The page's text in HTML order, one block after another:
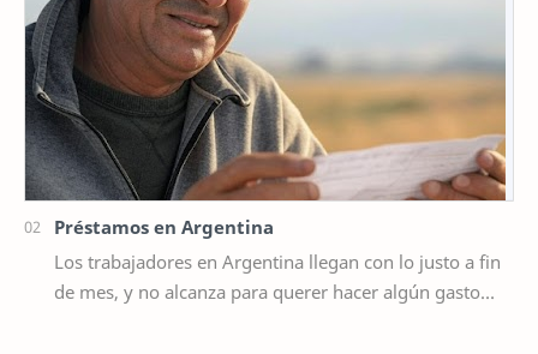
Préstamos en Argentina
Los trabajadores en Argentina llegan con lo justo a fin
de mes, y no alcanza para querer hacer algún gasto